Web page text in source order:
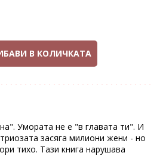
В КОЛИЧКАТА
Умората не е "в главата ти". И
засяга милиони жени - но
тихо. Тази книга нарушава